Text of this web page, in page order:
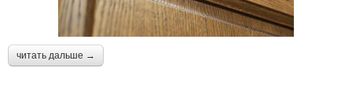
читать дальше →